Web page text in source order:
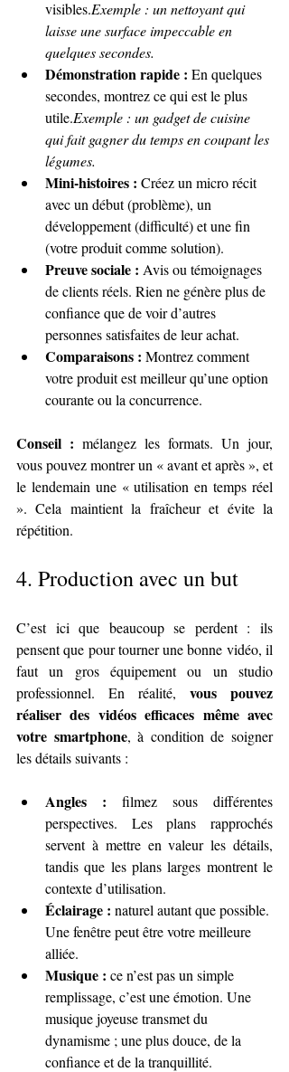
visibles.Exemple : un nettoyant qui
laisse une surface impeccable en
quelques secondes.
Démonstration rapide : En quelques
secondes, montrez ce qui est le plus
utile.Exemple : un gadget de cuisine
qui fait gagner du temps en coupant les
légumes.
Mini-histoires : Créez un micro récit
avec un début (problème), un
développement (difficulté) et une fin
(votre produit comme solution).
Preuve sociale : Avis ou témoignages
de clients réels. Rien ne génère plus de
confiance que de voir d’autres
personnes satisfaites de leur achat.
Comparaisons : Montrez comment
votre produit est meilleur qu’une option
courante ou la concurrence.
Conseil : mélangez les formats. Un jour,
vous pouvez montrer un « avant et après », et
le lendemain une « utilisation en temps réel
». Cela maintient la fraîcheur et évite la
répétition.
4. Production avec un but
C’est ici que beaucoup se perdent : ils
pensent que pour tourner une bonne vidéo, il
faut un gros équipement ou un studio
professionnel. En réalité, vous pouvez
réaliser des vidéos efficaces même avec
votre smartphone, à condition de soigner
les détails suivants :
Angles : filmez sous différentes
perspectives. Les plans rapprochés
servent à mettre en valeur les détails,
tandis que les plans larges montrent le
contexte d’utilisation.
Éclairage : naturel autant que possible.
Une fenêtre peut être votre meilleure
alliée.
Musique : ce n’est pas un simple
remplissage, c’est une émotion. Une
musique joyeuse transmet du
dynamisme ; une plus douce, de la
confiance et de la tranquillité.